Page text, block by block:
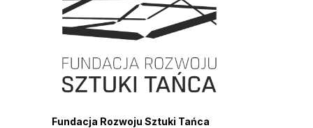
Fundacja Rozwoju Sztuki Tańca